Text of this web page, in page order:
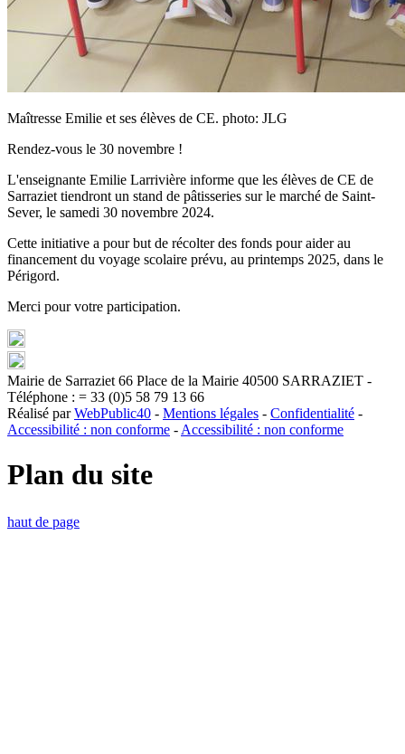
Maîtresse Emilie et ses élèves de CE. photo: JLG
Rendez-vous le 30 novembre !
L'enseignante Emilie Larrivière informe que les élèves de CE de
Sarraziet tiendront un stand de pâtisseries sur le marché de Saint-
Sever, le samedi 30 novembre 2024.
Cette initiative a pour but de récolter des fonds pour aider au
financement du voyage scolaire prévu, au printemps 2025, dans le
Périgord.
Merci pour votre participation.
Mairie de Sarraziet 66 Place de la Mairie 40500 SARRAZIET -
Téléphone : = 33 (0)5 58 79 13 66
Réalisé parWebPublic40 - Mentions légales - Confidentialité -
Accessibilité : non conforme - Accessibilité : non conforme
Plan du site
haut de page